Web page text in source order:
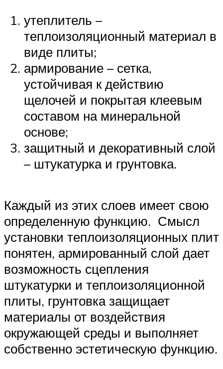
утеплитель –
теплоизоляционный материал в
виде плиты;
армирование – сетка,
устойчивая к действию
щелочей и покрытая клеевым
составом на минеральной
основе;
защитный и декоративный слой
– штукатурка и грунтовка.
Каждый из этих слоев имеет свою
определенную функцию. Смысл
установки теплоизоляционных плит
понятен, армированный слой дает
возможность сцепления
штукатурки и теплоизоляционной
плиты, грунтовка защищает
материалы от воздействия
окружающей среды и выполняет
собственно эстетическую функцию.